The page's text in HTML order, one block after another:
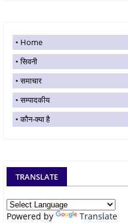
Home
सिवनी
समाचार
सम्पादकीय
कौन-क्या है
TRANSLATE
Powered by Translate